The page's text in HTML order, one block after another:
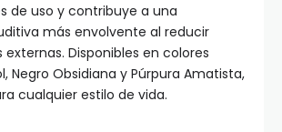
de uso y contribuye a una
más envolvente al reducir
Disponibles en colores
Negro Obsidiana y Púrpura Amatista,
cualquier estilo de vida.